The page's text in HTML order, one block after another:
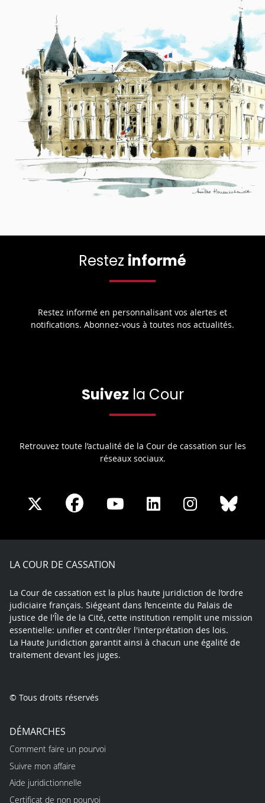
Restez informé
Restez informé en personnalisant vos alertes et
notifications. Abonnez-vous à toutes nos actualités.
Suivez la Cour
Retrouvez toute l’actualité de la Cour de cassation sur les
réseaux sociaux.
Share
X
Share
Facebook
Share
Youtube
Share
LinkedIn
Share
Instagram
LA COUR DE CASSATION
La Cour de cassation est la plus haute juridiction de l’ordre
judiciaire français. Siégeant dans l’enceinte du Palais de
justice de l'Île de la Cité, cette institution remplit une mission
essentielle: unifier et contrôler l'interprétation des lois.
La Haute Juridiction garantit ainsi à chacun une égalité de
traitement devant les juges.
© Tous droits réservés
DÉMARCHES
Comment faire un pourvoi
Suivre mon affaire
Aide juridictionnelle
Certificat de non pourvoi